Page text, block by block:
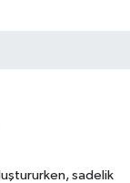
sadelik